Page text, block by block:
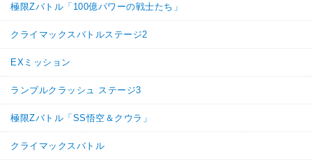
極限Zバトル「100億パワーの戦士たち」
クライマックスバトルステージ2
EXミッション
ランブルクラッシュ ステージ3
極限Zバトル「SS悟空＆クウラ」
クライマックスバトル